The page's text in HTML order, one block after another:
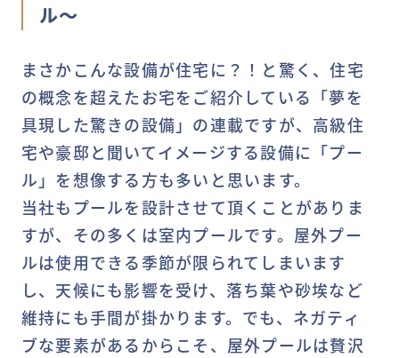
ル～
まさかこんな設備が住宅に？！と驚く、住宅
の概念を超えたお宅をご紹介している「夢を
具現した驚きの設備」の連載ですが、高級住
宅や豪邸と聞いてイメージする設備に「プー
ル」を想像する方も多いと思います。
当社もプールを設計させて頂くことがありま
すが、その多くは室内プールです。屋外プー
ルは使用できる季節が限られてしまいます
し、天候にも影響を受け、落ち葉や砂埃など
維持にも手間が掛かります。でも、ネガティ
ブな要素があるからこそ、屋外プールは贅沢